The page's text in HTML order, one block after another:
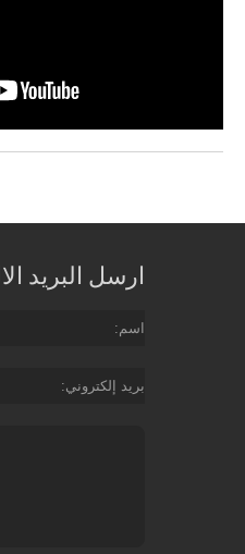
ارسل البريد
اسم
بريد إلكتروني